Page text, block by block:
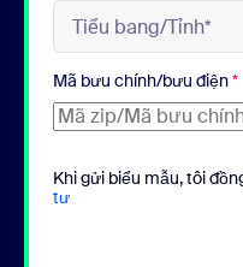
Mã bưu chính/bưu điện*
Khi gửi biểu mẫu, tôi
tư